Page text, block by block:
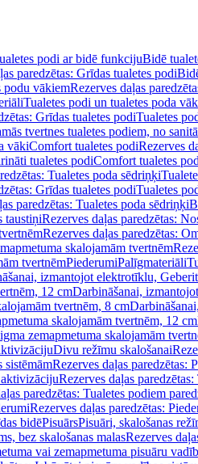
podi ar bidē funkcijuBidē
paredzētas: Grīdas tualetes podi
podu vākiemRezerves daļas
Tualetes podi un tualetes poda
Grīdas tualetes podiTualetes
tvertnes tualetes podiem, no
vākiComfort tualetes podiRezerves
tualetes podiComfort tualetes
Tualetes poda sēdriņķi
Grīdas tualetes podiTualetes
paredzētas: Tualetes poda sēdriņķi
taustiņiRezerves daļas paredzētas:
Rezerves daļas paredzētas:
skalojamām tvertnēm
tvertnēmPiederumiPalīgmateriāli
izmantojot elektrotīklu,
12 cmDarbināšanai,
tvertnēm, 8 cm
skalojamām tvertnēm, 12 cm
zemapmetuma skalojamām
Divu režīmu skalošanai
sistēmāmRezerves daļas paredzētas:
aktivizācijuRezerves daļas
paredzētas: Tualetes podiem
Rezerves daļas paredzētas:
bidēPisuārsPisuāri, skalošanas
bez skalošanas malasRezerves
vai zemapmetuma pisuāru